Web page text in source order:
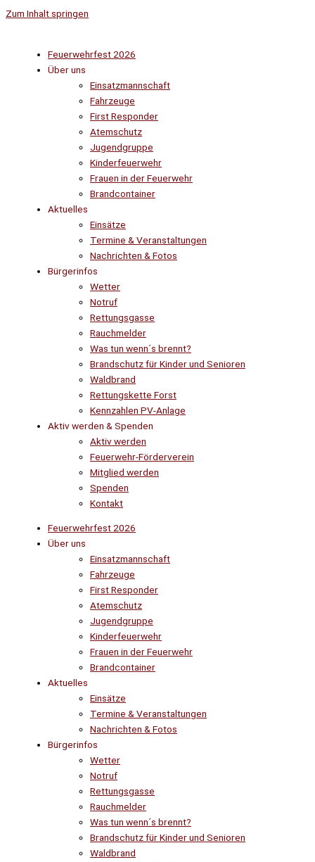
Zum Inhalt springen
Feuerwehrfest 2026
Über uns
Einsatzmannschaft
Fahrzeuge
First Responder
Atemschutz
Jugendgruppe
Kinderfeuerwehr
Frauen in der Feuerwehr
Brandcontainer
Aktuelles
Einsätze
Termine & Veranstaltungen
Nachrichten & Fotos
Bürgerinfos
Wetter
Notruf
Rettungsgasse
Rauchmelder
Was tun wenn´s brennt?
Brandschutz für Kinder und Senioren
Waldbrand
Rettungskette Forst
Kennzahlen PV-Anlage
Aktiv werden & Spenden
Aktiv werden
Feuerwehr-Förderverein
Mitglied werden
Spenden
Kontakt
Feuerwehrfest 2026
Über uns
Einsatzmannschaft
Fahrzeuge
First Responder
Atemschutz
Jugendgruppe
Kinderfeuerwehr
Frauen in der Feuerwehr
Brandcontainer
Aktuelles
Einsätze
Termine & Veranstaltungen
Nachrichten & Fotos
Bürgerinfos
Wetter
Notruf
Rettungsgasse
Rauchmelder
Was tun wenn´s brennt?
Brandschutz für Kinder und Senioren
Waldbrand